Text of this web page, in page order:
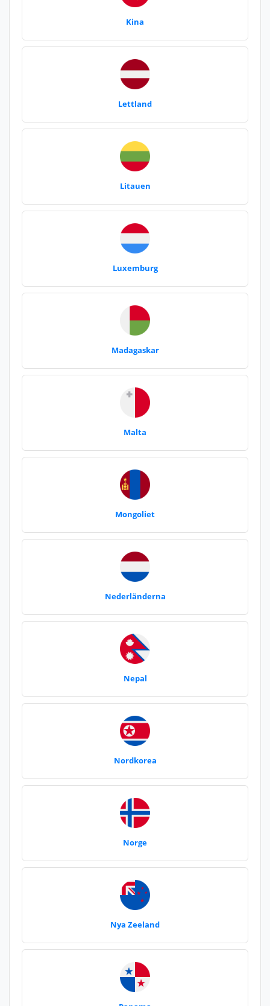
Kina
Lettland
Litauen
Luxemburg
Madagaskar
Malta
Mongoliet
Nederländerna
Nepal
Nordkorea
Norge
Nya Zeeland